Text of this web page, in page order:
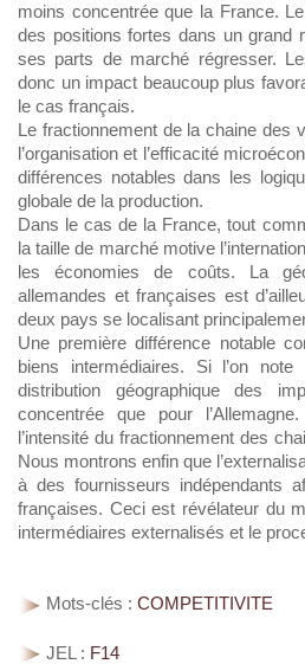
moins concentrée que la France.
des positions fortes dans un grand
ses parts de marché régresser.
donc un impact beaucoup plus
le cas français.
Le fractionnement de la chaine
l’organisation et l’efficacité
différences notables dans les
globale de la production.
Dans le cas de la France, tout
la taille de marché motive
les économies de coûts. La
allemandes et françaises est
deux pays se localisant
Une première différence notable
biens intermédiaires. Si l’on
distribution géographique des
concentrée que pour
l’intensité du fractionnement des
Nous montrons enfin que
à des fournisseurs indépendants
françaises. Ceci est révélateur du
intermédiaires externalisés et le
Mots-clés : COMPETITIVITE
JEL : F14